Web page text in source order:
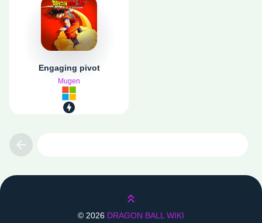
Engaging pivot
Mugen
Lên trên
© 2026 DRAGON BALL WIKI